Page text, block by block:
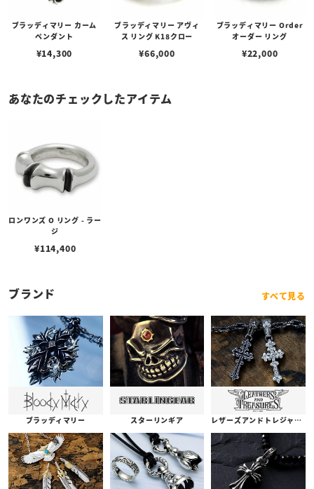
ブラッディマリー カーム
ペンダント
¥14,300
ブラッディマリー アヴィ
ス リング K18クロー
¥66,000
ブラッディマリー Order
オーダー リング
¥22,000
あなたのチェックしたアイテム
ロンワンズ O リング - ラー
ジ
¥114,400
ブランド すべて見る
ブラッディマリー スターリンギア レザーズアンドトレジャーズ